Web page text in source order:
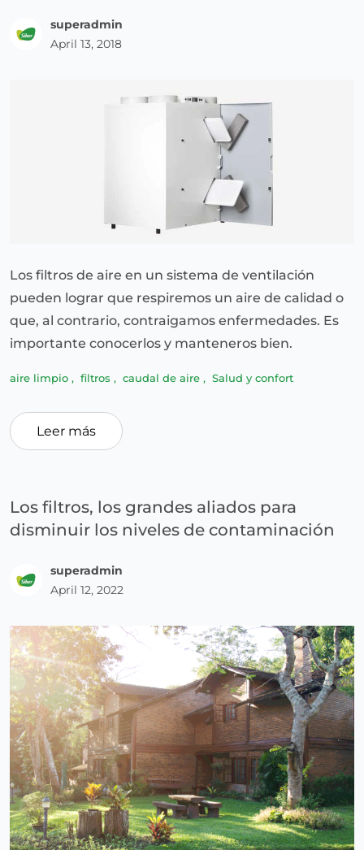
superadmin
April 13, 2018
Los filtros de aire en un sistema de ventilación
pueden lograr que respiremos un aire de calidad o
que, al contrario, contraigamos enfermedades. Es
importante conocerlos y manteneros bien.
aire limpio , filtros , caudal de aire , Salud y confort
Leer más
Los filtros, los grandes aliados para
disminuir los niveles de contaminación
superadmin
April 12, 2022